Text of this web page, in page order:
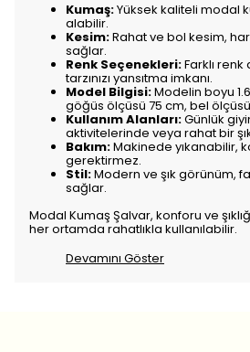
Kumaş:Yüksek kaliteli modal
alabilir.
Kesim:Rahat ve bol kesim,
sağlar.
Renk Seçenekleri:Farklı
tarzınızı yansıtma imkanı.
Model Bilgisi:Modelin boyu
göğüs ölçüsü 75 cm, bel
Kullanım Alanları:Günlük
aktivitelerinde veya rahat bir
Bakım:Makinede yıkanabilir,
gerektirmez.
Stil:Modern ve şık görünüm,
sağlar.
Modal Kumaş Şalvar, konforu ve
her ortamda rahatlıkla kullanılabilir.
Devamını Göster